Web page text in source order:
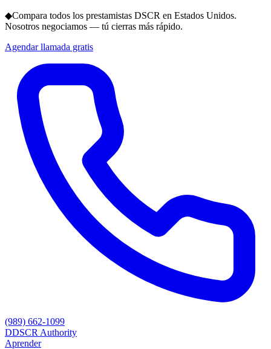
◆Compara todos los prestamistas DSCR en Estados Unidos.
Nosotros negociamos — tú cierras más rápido.
Agendar llamada gratis
(989) 662-1099
DDSCR Authority
Aprender